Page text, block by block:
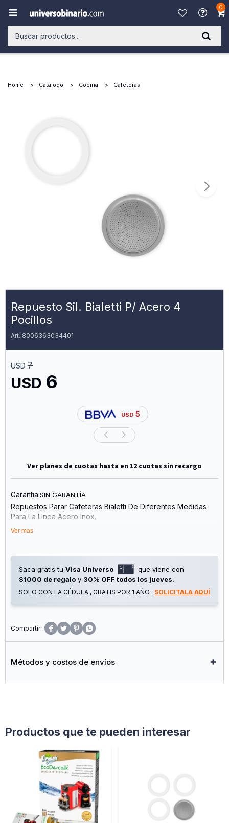
0

Home Catálogo Cocina Cafeteras
Repuesto Sil. Bialetti P/ Acero 4
Pocillos
8006363034401
USD 6
USD 7
USD 5
Ver planes de cuotas hasta en 12 cuotas sin recargo
Garantia:SIN GARANTÍA
Repuestos Parar Cafeteras Bialetti De Diferentes Medidas
Para La Linea Acero Inox.
El Paquete Contiene 1 Jebe Y 1 Filtro.
Usar Siempre Repuestos Originales Bialetti Para Mantener Un
Buen Rendimiento Y El Funcionamiento De Las Cafeteras.
Ver mas
Saca gratis tu Visa Universo
que viene con
$1000 de regalo y 30% OFF todos los jueves.
SOLO CON LA CÉDULA , GRATIS POR 1 AÑO . SOLICITALA AQUÍ
   
Métodos y costos de envíos
Productos que te pueden interesar